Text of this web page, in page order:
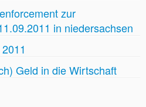
zur
in niedersachsen
Geld in die Wirtschaft